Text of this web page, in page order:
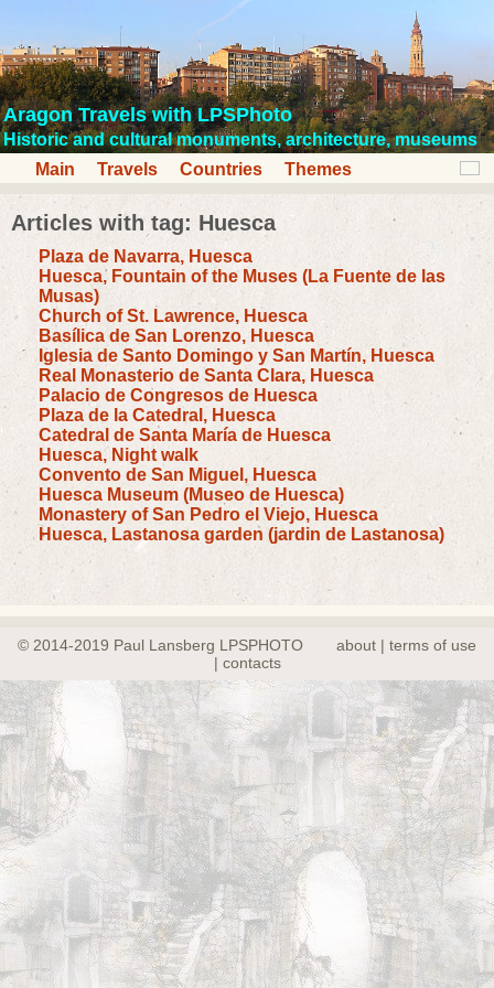
Aragon Travels with LPSPhoto
Historic and cultural monuments, architecture, museums
Main
Travels Countries Themes
Articles with tag: Huesca
Plaza de Navarra, Huesca
Huesca, Fountain of the Muses (La Fuente de las
Musas)
Church of St. Lawrence, Huesca
Basílica de San Lorenzo, Huesca
Iglesia de Santo Domingo y San Martín, Huesca
Real Monasterio de Santa Clara, Huesca
Palacio de Congresos de Huesca
Plaza de la Catedral, Huesca
Catedral de Santa María de Huesca
Huesca, Night walk
Convento de San Miguel, Huesca
Huesca Museum (Museo de Huesca)
Monastery of San Pedro el Viejo, Huesca
Huesca, Lastanosa garden (jardin de Lastanosa)
© 2014-2019 Paul Lansberg LPSPHOTO
about | terms of use
| contacts